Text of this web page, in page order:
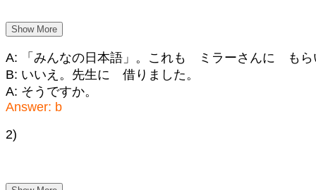
Show More
A: 「みんなの日本語」。これも ミラーさんに もら
B: いいえ。先生に 借りました。
A: そうですか。
Answer: b
2)